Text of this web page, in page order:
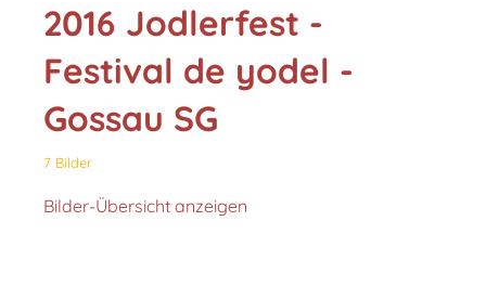
2016 Jodlerfest -
Festival de yodel -
Gossau SG
7 Bilder
Bilder-Übersicht anzeigen